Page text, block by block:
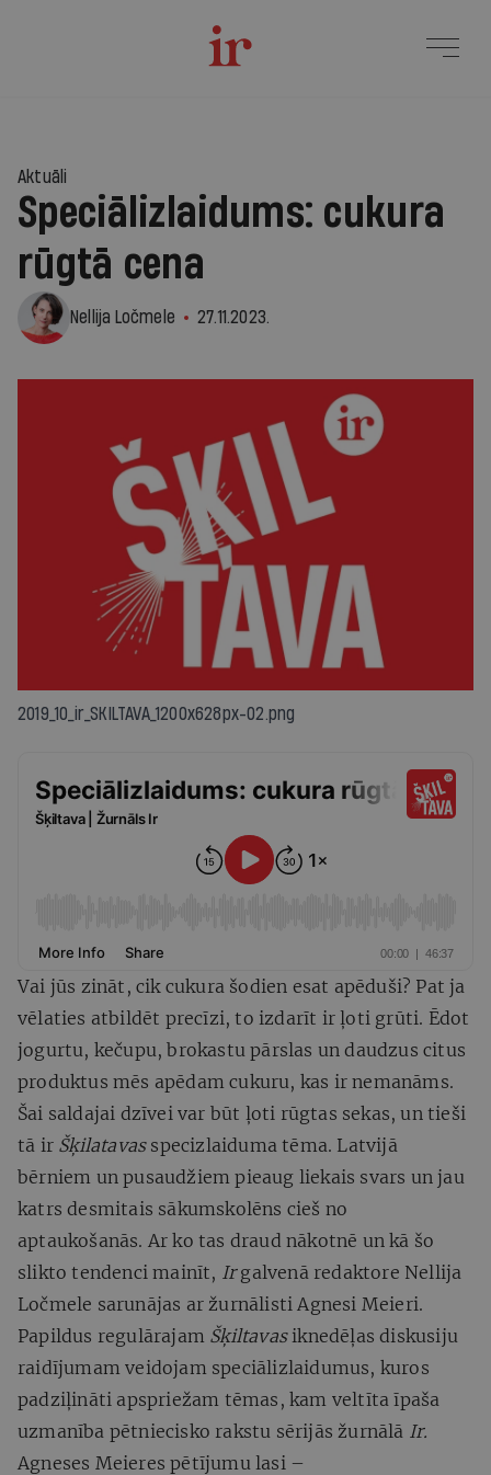
Aktuāli
Speciālizlaidums: cukura
rūgtā cena
Nellija Ločmele 27.11.2023.
2019_10_ir_SKILTAVA_1200x628px-02.png
Vai jūs zināt, cik cukura šodien esat apēduši? Pat ja
vēlaties atbildēt precīzi, to izdarīt ir ļoti grūti. Ēdot
jogurtu, kečupu, brokastu pārslas un daudzus citus
produktus mēs apēdam cukuru, kas ir nemanāms.
Šai saldajai dzīvei var būt ļoti rūgtas sekas, un tieši
tā ir Šķilatavasspecizlaiduma tēma. Latvijā
bērniem un pusaudžiem pieaug liekais svars un jau
katrs desmitais sākumskolēns cieš no
aptaukošanās. Ar ko tas draud nākotnē un kā šo
slikto tendenci mainīt, Irgalvenā redaktore Nellija
Ločmele sarunājas ar žurnālisti Agnesi Meieri.
Papildus regulārajam Šķiltavasiknedēļas diskusiju
raidījumam veidojam speciālizlaidumus, kuros
padziļināti apspriežam tēmas, kam veltīta īpaša
uzmanība pētniecisko rakstu sērijās žurnālā Ir.
Agneses Meieres pētījumu lasi –